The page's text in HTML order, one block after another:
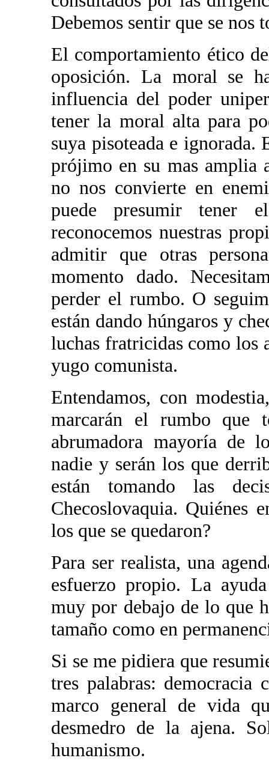
Debemos sentir que se nos
El comportamiento ético
oposición. La moral se
influencia del poder
tener la moral alta para
suya pisoteada e
prójimo en su mas amplia
no nos convierte en
puede presumir tener
reconocemos nuestras
admitir que otras
momento dado.
perder el rumbo. O
están dando húngaros y
luchas fratricidas como los
yugo comunista.
Entendamos, con
marcarán el rumbo que
abrumadora mayoría de
nadie y serán los que
están tomando las
Checoslovaquia. Quiénes
los que se quedaron?
Para ser realista, una
esfuerzo propio. La
muy por debajo de lo que
tamaño como en
Si se me pidiera que
tres palabras: democracia
marco general de vida
desmedro de la ajena.
humanismo.